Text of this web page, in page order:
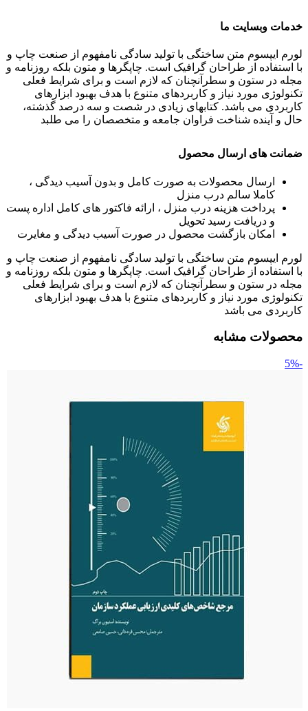
خدمات وبسایت ما
لورم ایپسوم متن ساختگی با تولید سادگی نامفهوم از صنعت چاپ و
با استفاده از طراحان گرافیک است. چاپگرها و متون بلکه روزنامه و
مجله در ستون و سطرآنچنان که لازم است و برای شرایط فعلی
تکنولوژی مورد نیاز و کاربردهای متنوع با هدف بهبود ابزارهای
کاربردی می باشد. کتابهای زیادی در شصت و سه درصد گذشته،
حال و آینده شناخت فراوان جامعه و متخصصان را می طلبد
ضمانت های ارسال محصول
ارسال محصولات به صورت کامل و بدون آسیب دیدگی ،
کاملا سالم درب منزل
پرداخت هزینه درب منزل ، ارائه فاکتور های کامل اداره پست
و دریافت رسید تحویل
امکان بازگشت محصول در صورت آسیب دیدگی و مغایرت
لورم ایپسوم متن ساختگی با تولید سادگی نامفهوم از صنعت چاپ و
با استفاده از طراحان گرافیک است. چاپگرها و متون بلکه روزنامه و
مجله در ستون و سطرآنچنان که لازم است و برای شرایط فعلی
تکنولوژی مورد نیاز و کاربردهای متنوع با هدف بهبود ابزارهای
کاربردی می باشد
محصولات مشابه
-5%